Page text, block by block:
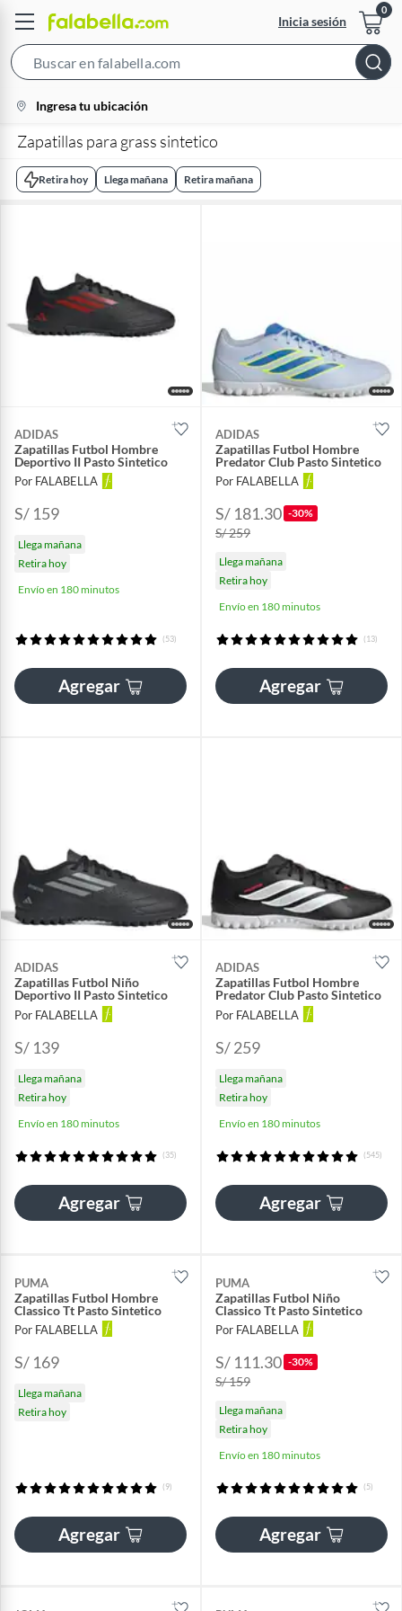
Inicia sesión
Bar
location-
icon
Ingresa tu ubicación
Zapatillas para grass sintetico
Retira hoy Llega mañana Retira mañana
ADIDAS
Zapatillas Futbol Hombre
Deportivo II Pasto Sintetico
Por FALABELLA
S/ 159
Llega mañana
Retira hoy
Envío en 180 minutos
(53)
Agregar
ADIDAS
Zapatillas Futbol Hombre
Predator Club Pasto Sintetico
Por FALABELLA
S/ 181.30 -30%
S/ 259
Llega mañana
Retira hoy
Envío en 180 minutos
(13)
Agregar
ADIDAS
Zapatillas Futbol Niño
Deportivo II Pasto Sintetico
Por FALABELLA
S/ 139
Llega mañana
Retira hoy
Envío en 180 minutos
(35)
Agregar
ADIDAS
Zapatillas Futbol Hombre
Predator Club Pasto Sintetico
Por FALABELLA
S/ 259
Llega mañana
Retira hoy
Envío en 180 minutos
(545)
Agregar
PUMA
Zapatillas Futbol Hombre
Classico Tt Pasto Sintetico
Por FALABELLA
S/ 169
Llega mañana
Retira hoy
(9)
Agregar
PUMA
Zapatillas Futbol Niño
Classico Tt Pasto Sintetico
Por FALABELLA
S/ 111.30 -30%
S/ 159
Llega mañana
Retira hoy
Envío en 180 minutos
(5)
Agregar